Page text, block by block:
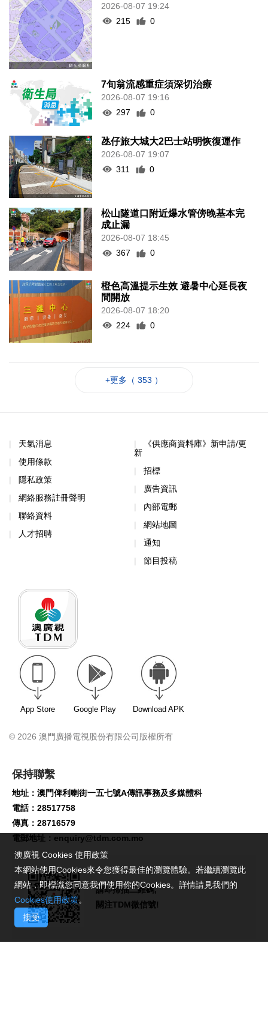
2026-08-07 19:24
215
0
7旬翁流感重症須深切治療
2026-08-07 19:16
297
0
氹仔旅大城大2巴士站明恢復運作
2026-08-07 19:07
311
0
松山隧道口附近爆水管傍晚基本完
成止漏
2026-08-07 18:45
367
0
橙色高溫提示生效 避暑中心延長夜
間開放
2026-08-07 18:20
224
0
+更多（ 353 ）
天氣消息
使用條款
隱私政策
網絡服務註冊聲明
聯絡資料
人才招聘
《供應商資料庫》新申請/更
新
招標
廣告資訊
內部電郵
網站地圖
通知
節目投稿
App Store Google Play Download APK
© 2026 澳門廣播電視股份有限公司版權所有
保持聯繫
地址：澳門俾利喇街一五七號A傳訊事務及多媒體科
電話：28517758
傳真：28716579
電郵地址： enquiry@tdm.com.mo
請即掃描二維碼,
關注TDM微信號!
澳廣視 Cookies 使用政策
本網站使用Cookies來令您獲得最佳的瀏覽體驗。若繼續瀏覽此
網站，即標識您同意我們使用你的Cookies。詳情請見我們的
Cookies使用政策。
接受